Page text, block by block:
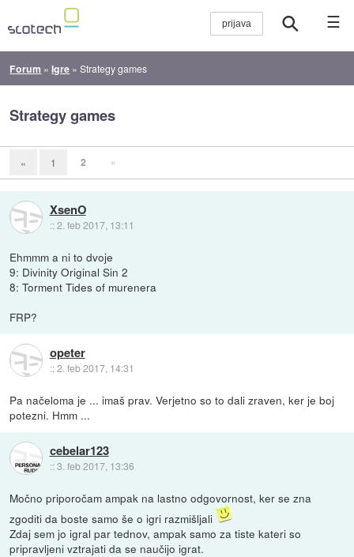
☰
Forum »Igre »Strategy games
Strategy games
« 1 2 »
XsenO
::2. feb 2017, 13:11
Ehmmm a ni to dvoje
9: Divinity Original Sin 2
8: Torment Tides of murenera
FRP?
opeter
::2. feb 2017, 14:31
Pa načeloma je ... imaš prav. Verjetno so to dali zraven, ker je boj
potezni. Hmm ...
cebelar123
::3. feb 2017, 13:36
Močno priporočam ampak na lastno odgovornost, ker se zna
zgoditi da boste samo še o igri razmišljali
Zdaj sem jo igral par tednov, ampak samo za tiste kateri so
pripravljeni vztrajati da se naučijo igrat.